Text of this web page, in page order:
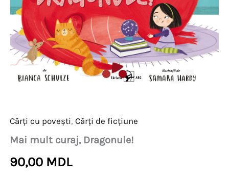
Cărți cu povești,Cărți de ficțiune
Mai mult curaj, Dragonule!
90,00 MDL